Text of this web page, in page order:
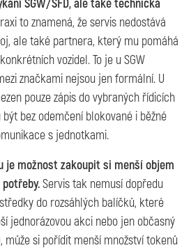
SGW/SFD, ale také technická
to znamená, že servis nedostává
ale také partnera, který mu pomáhá
vozidel. To je u SGW
značkami nejsou jen formální. U
pouze zápis do vybraných řídicích
bez odemčení blokované i běžné
s jednotkami.
je možnost zakoupit si menší objem
Servis tak nemusí dopředu
do rozsáhlých balíčků, které
jednorázovou akci nebo jen občasný
může si pořídit menší množství tokenů